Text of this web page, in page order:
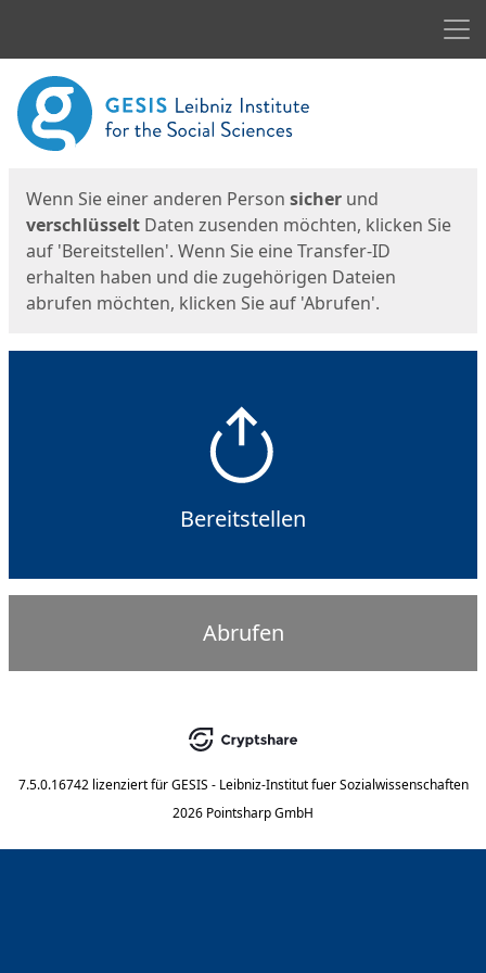
Start
Wenn Sie einer anderen Person sicher und
verschlüsselt Daten zusenden möchten, klicken Sie
auf 'Bereitstellen'. Wenn Sie eine Transfer-ID
erhalten haben und die zugehörigen Dateien
abrufen möchten, klicken Sie auf 'Abrufen'.
Bereitstellen
Abrufen
7.5.0.16742 lizenziert für GESIS - Leibniz-Institut fuer Sozialwissenschaften
2026 Pointsharp GmbH